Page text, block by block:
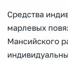
Средства
марлевых
Мансийского